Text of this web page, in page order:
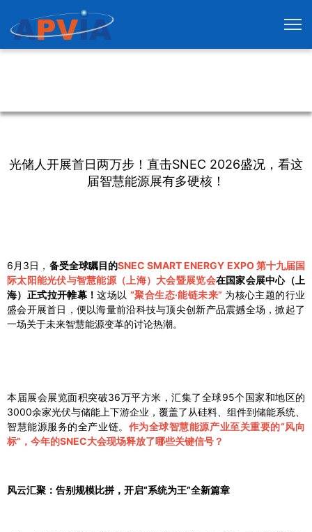
光储人开展首日两万步！直击SNEC 2026盛况，看这
届智慧能源展有多硬核！
6月3日， 备受全球瞩目的SNEC SMART ENERGY EXPO 第十九届国
际太阳能光伏与智慧能源（上海）大会暨展览会在国家会展中心（上
海）正式拉开帷幕！这场以“聚合生态·能链未来” 为核心主题的行业
盛会开展首日，便以海量前沿科技与顶尖创新产品震撼全场，掀起了
一场关于未来智慧能源变革的讨论热潮。
本届展会展览面积突破36万平方米，汇集了全球95个国家和地区的
3000余家光伏与储能上下游企业，覆盖了从硅料、组件到储能系统、
智慧能源服务的全产业链。 作为全球智慧能源产业至关重要的“风向
标”，今年的SNEC大会现场释放了哪些关键信号？
风云汇聚：告别规模比拼，开启“系统为王”全新篇章